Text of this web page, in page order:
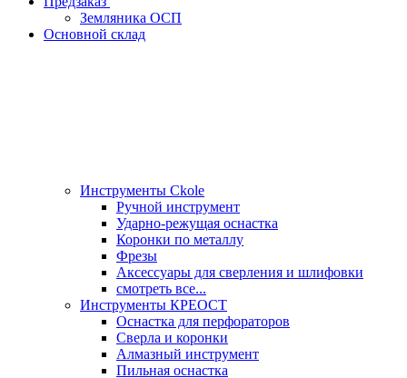
Земляника ОСП
Основной склад
Инструменты Ckole
Ручной инструмент
Ударно‑режущая оснастка
Коронки по металлу
Фрезы
Аксессуары для сверления и шлифовки
смотреть все...
Инструменты КРЕОСТ
Оснастка для перфораторов
Сверла и коронки
Алмазный инструмент
Пильная оснастка